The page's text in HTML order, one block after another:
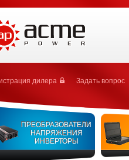
дилера Задать вопрос
ПРЕОБРАЗОВАТЕЛИ
НАПРЯЖЕНИЯ
ИНВЕРТОРЫ